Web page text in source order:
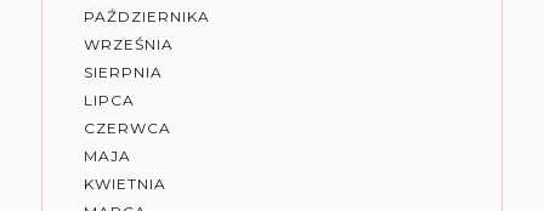
PAŹDZIERNIKA
WRZEŚNIA
SIERPNIA
LIPCA
CZERWCA
MAJA
KWIETNIA